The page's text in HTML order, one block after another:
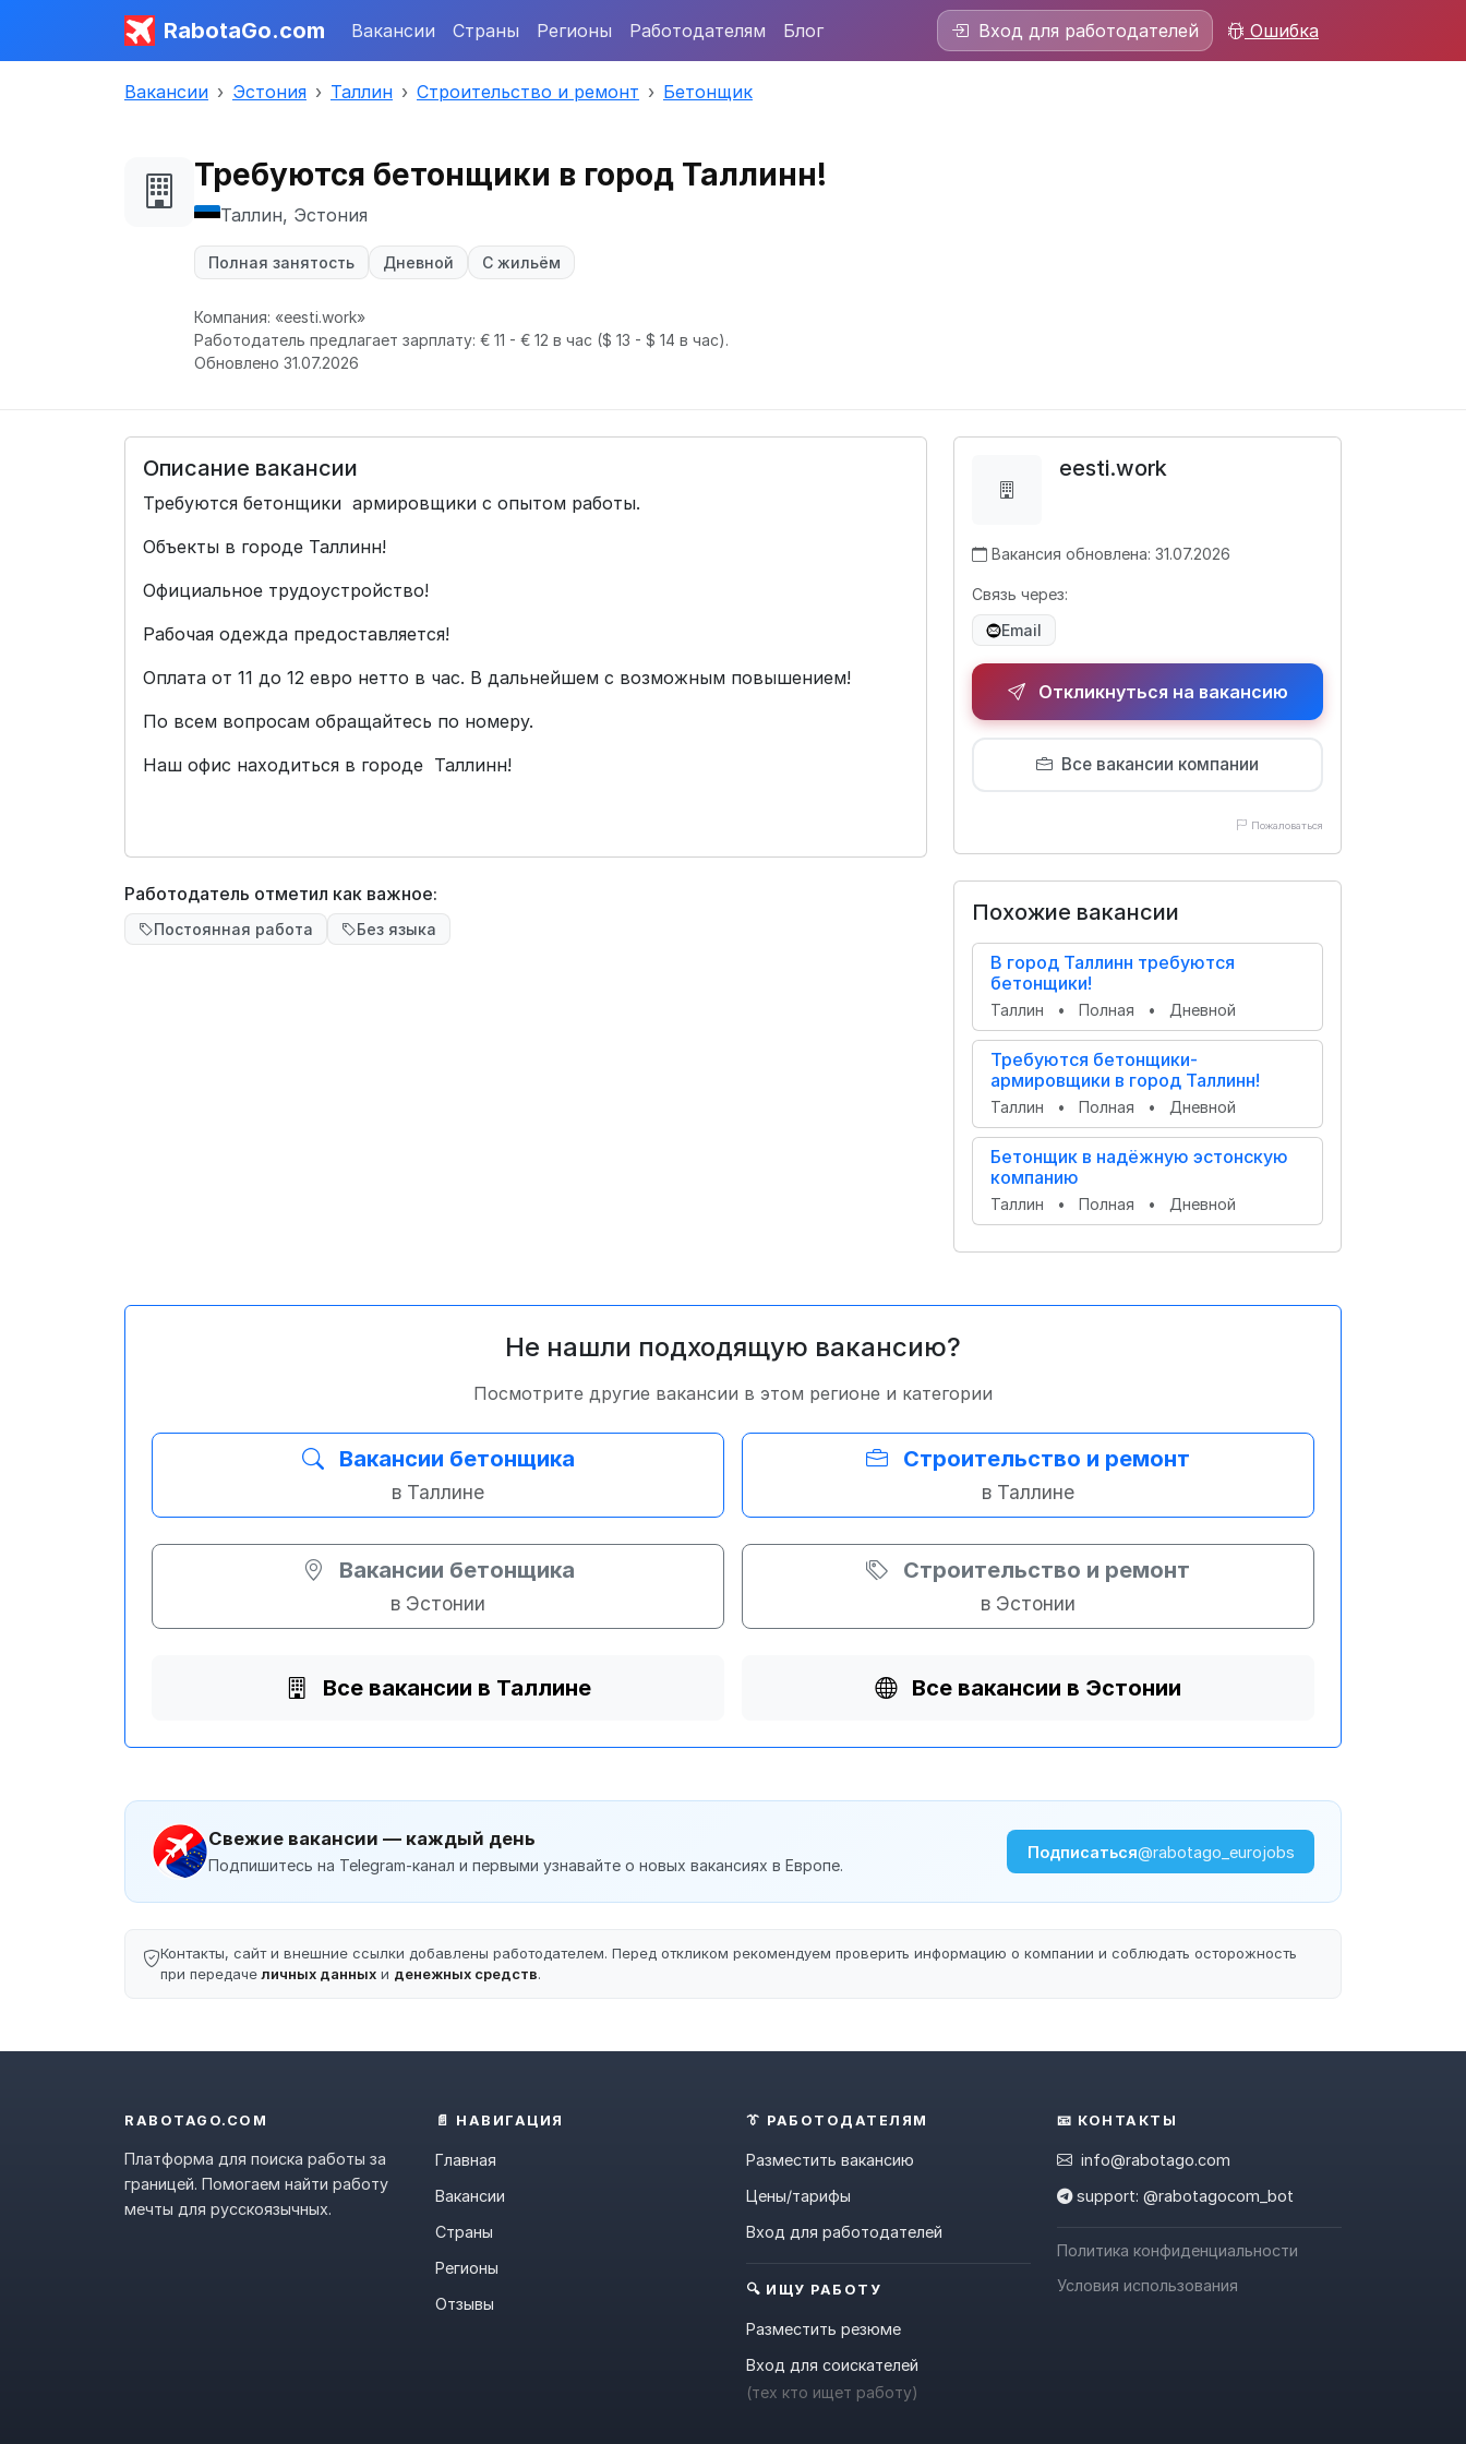
RabotaGo.com Вакансии Страны Регионы Работодателям Блог Вход для работодателей Ошибка
Вакансии Эстония Таллин Строительство и ремонт Бетонщик
Требуются бетонщики в город Таллинн!
Таллин, Эстония
Полная занятость Дневной С жильём
Компания: «eesti.work»
Работодатель предлагает зарплату: € 11 - € 12 в час ($ 13 - $ 14 в час).
Обновлено 31.07.2026
Описание вакансии
Требуются бетонщики армировщики с опытом работы.
Объекты в городе Таллинн!
Официальное трудоустройство!
Рабочая одежда предоставляется!
Оплата от 11 до 12 евро нетто в час. В дальнейшем с возможным повышением!
По всем вопросам обращайтесь по номеру.
Наш офис находиться в городе Таллинн!
Работодатель отметил как важное:
Постоянная работа Без языка
eesti.work
Вакансия обновлена: 31.07.2026
Связь через:
Email
Откликнуться на вакансию
Все вакансии компании
Пожаловаться
Похожие вакансии
В город Таллинн требуются
бетонщики!
Таллин • Полная • Дневной
Требуются бетонщики-
армировщики в город Таллинн!
Таллин • Полная • Дневной
Бетонщик в надёжную эстонскую
компанию
Таллин • Полная • Дневной
Не нашли подходящую вакансию?
Посмотрите другие вакансии в этом регионе и категории
Вакансии бетонщика
в Таллине
Строительство и ремонт
в Таллине
Вакансии бетонщика
в Эстонии
Строительство и ремонт
в Эстонии
Все вакансии в Таллине Все вакансии в Эстонии
Свежие вакансии — каждый день
Подпишитесь на Telegram-канал и первыми узнавайте о новых вакансиях в Европе.
Подписаться@rabotago_eurojobs
Контакты, сайт и внешние ссылки добавлены работодателем. Перед откликом рекомендуем проверить информацию о компании и соблюдать осторожность
при передачеличных данных и денежных средств.
RABOTAGO.COM
Платформа для поиска работы за
границей. Помогаем найти работу
мечты для русскоязычных.
📄 НАВИГАЦИЯ
Главная
Вакансии
Страны
Регионы
Отзывы
👔 РАБОТОДАТЕЛЯМ
Разместить вакансию
Цены/тарифы
Вход для работодателей
🔍 ИЩУ РАБОТУ
Разместить резюме
Вход для соискателей
(тех кто ищет работу)
📧 КОНТАКТЫ
info@rabotago.com
support: @rabotagocom_bot
Политика конфиденциальности
Условия использования